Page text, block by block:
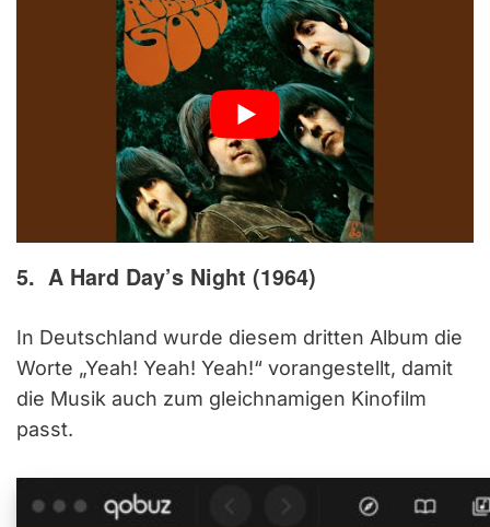
5. A Hard Day’s Night (1964)
In Deutschland wurde diesem dritten Album die
Worte „Yeah! Yeah! Yeah!“ vorangestellt, damit
die Musik auch zum gleichnamigen Kinofilm
passt.